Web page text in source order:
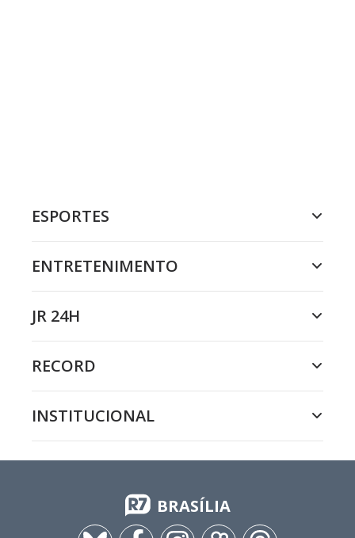
ESPORTES
ENTRETENIMENTO
JR 24H
RECORD
INSTITUCIONAL
BRASÍLIA